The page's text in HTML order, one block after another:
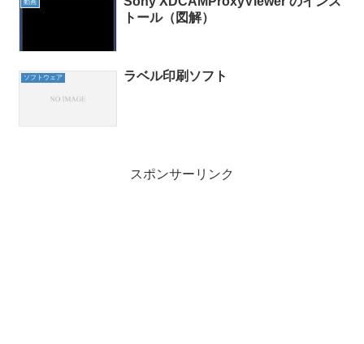
動画
トール（図解）
ソフトウェア ラベル印刷ソフト
スポンサーリンク